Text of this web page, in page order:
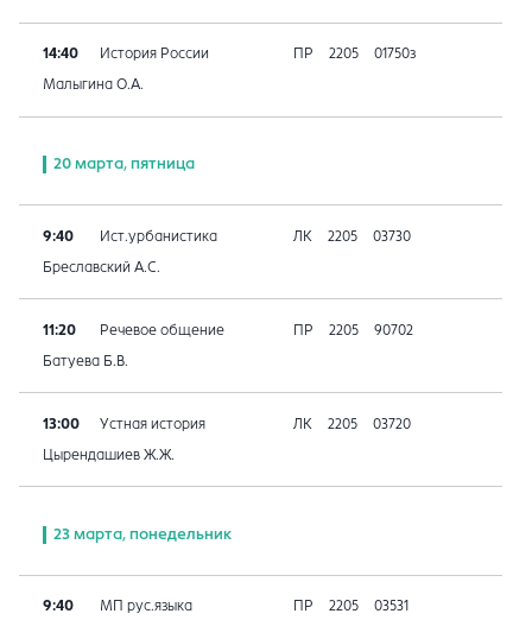
14:40 История России ПР 2205 01750з
Малыгина О.А.
20 марта, пятница
9:40 Ист.урбанистика ЛК 2205 03730
Бреславский А.С.
11:20 Речевое общение ПР 2205 90702
Батуева Б.В.
13:00 Устная история ЛК 2205 03720
Цырендашиев Ж.Ж.
23 марта, понедельник
9:40 МП рус.языка ПР 2205 03531